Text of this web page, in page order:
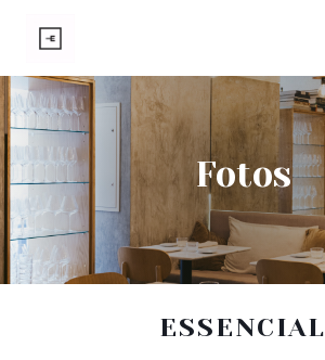
Fotos
ESSENCIAL